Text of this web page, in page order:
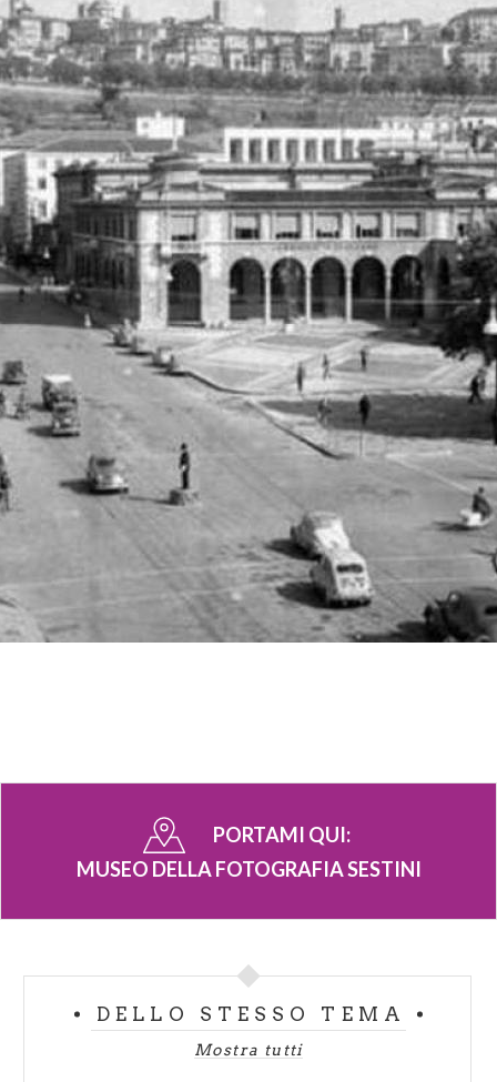
Scopri di più sul sito dedicato
PORTAMI QUI:
MUSEO DELLA FOTOGRAFIA SESTINI
DELLO STESSO TEMA
Mostra tutti